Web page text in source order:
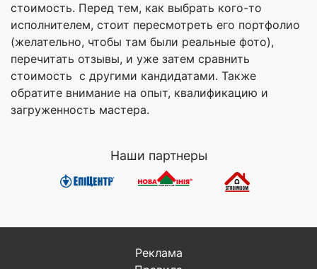
стоимость. Перед тем, как выбрать кого-то
исполнителем, стоит пересмотреть его портфолио
(желательно, чтобы там были реальные фото),
перечитать отзывы, и уже затем сравнить
стоимость с другими кандидатами. Также
обратите внимание на опыт, квалификацию и
загруженность мастера.
Наши партнеры
Реклама